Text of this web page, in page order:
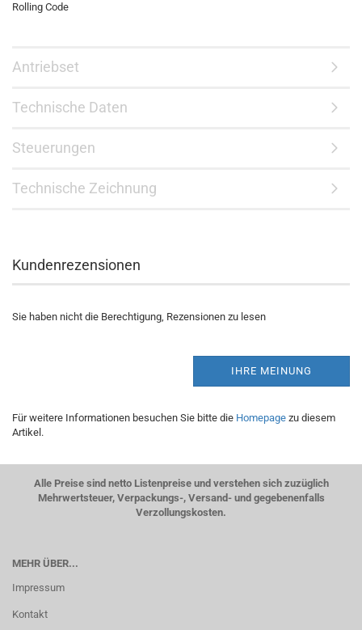
Rolling Code
Antriebset
Technische Daten
Steuerungen
Technische Zeichnung
Kundenrezensionen
Sie haben nicht die Berechtigung, Rezensionen zu lesen
IHRE MEINUNG
Für weitere Informationen besuchen Sie bitte die Homepage zu diesem
Artikel.
Alle Preise sind netto Listenpreise und verstehen sich zuzüglich
Mehrwertsteuer, Verpackungs-, Versand- und gegebenenfalls
Verzollungskosten.
MEHR ÜBER...
Impressum
Kontakt